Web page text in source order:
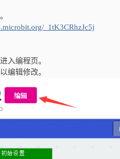
_1tK3CRhzJc5j
入编程页。
编辑修改。